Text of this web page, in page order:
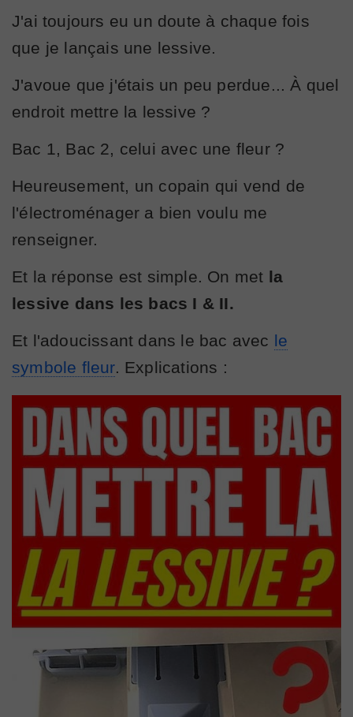
J'ai toujours eu un doute à chaque fois
que je lançais une lessive.
J'avoue que j'étais un peu perdue... À quel
endroit mettre la lessive ?
Bac 1, Bac 2, celui avec une fleur ?
Heureusement, un copain qui vend de
l'électroménager a bien voulu me
renseigner.
Et la réponse est simple. On met la
lessive dans les bacs I & II.
Et l'adoucissant dans le bac avec le
symbole fleur. Explications :